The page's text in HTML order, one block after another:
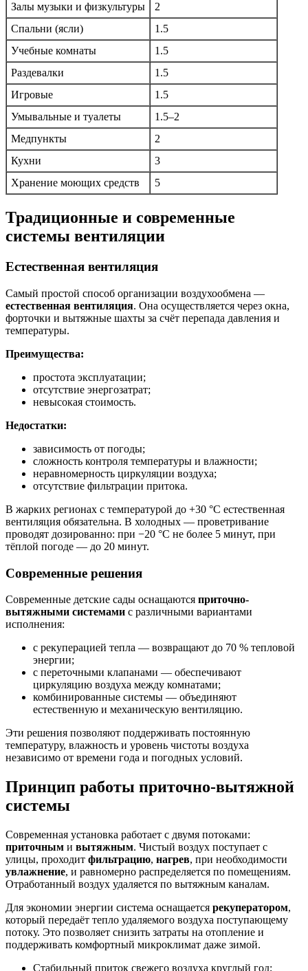
Залы музыки и физкультуры
2
Спальни (ясли)
1.5
Учебные комнаты
1.5
Раздевалки
1.5
Игровые
1.5
Умывальные и туалеты
1.5–2
Медпункты
2
Кухни
3
Хранение моющих средств
5
Традиционные и современные
системы вентиляции
Естественная вентиляция
Самый простой способ организации воздухообмена —
естественная вентиляция. Она осуществляется через окна,
форточки и вытяжные шахты за счёт перепада давления и
температуры.
Преимущества:
простота эксплуатации;
отсутствие энергозатрат;
невысокая стоимость.
Недостатки:
зависимость от погоды;
сложность контроля температуры и влажности;
неравномерность циркуляции воздуха;
отсутствие фильтрации притока.
В жарких регионах с температурой до +30 °C естественная
вентиляция обязательна. В холодных — проветривание
проводят дозированно: при −20 °C не более 5 минут, при
тёплой погоде — до 20 минут.
Современные решения
Современные детские сады оснащаются приточно-
вытяжными системами с различными вариантами
исполнения:
с рекуперацией тепла — возвращают до 70 % тепловой
энергии;
с переточными клапанами — обеспечивают
циркуляцию воздуха между комнатами;
комбинированные системы — объединяют
естественную и механическую вентиляцию.
Эти решения позволяют поддерживать постоянную
температуру, влажность и уровень чистоты воздуха
независимо от времени года и погодных условий.
Принцип работы приточно-вытяжной
системы
Современная установка работает с двумя потоками:
приточным и вытяжным. Чистый воздух поступает с
улицы, проходит фильтрацию, нагрев, при необходимости
увлажнение, и равномерно распределяется по помещениям.
Отработанный воздух удаляется по вытяжным каналам.
Для экономии энергии система оснащается рекуператором,
который передаёт тепло удаляемого воздуха поступающему
потоку. Это позволяет снизить затраты на отопление и
поддерживать комфортный микроклимат даже зимой.
Стабильный приток свежего воздуха круглый год;